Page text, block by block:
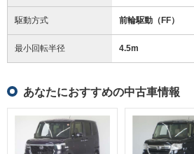
駆動方式 前輪駆動（FF）
最小回転半径 4.5m
あなたにおすすめの中古車情報